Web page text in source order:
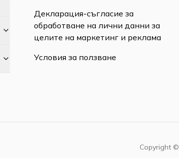
Декларация-съгласие за
обработване на лични данни за
целите на маркетинг и реклама
Условия за ползване
Copyright ©